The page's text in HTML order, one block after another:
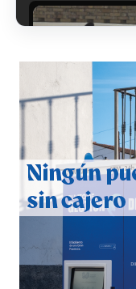
CUARTA
2026
hace 5 días·